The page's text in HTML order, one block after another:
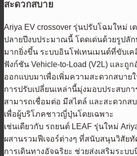
สะดวกสบาย
Ariya EV crossover รุ่นปรับโฉมใหม่
ปลายปีงบประมาณนี้ โดดเด่นด้วยรูปลั
มากยิ่งขึ้น ระบบอินโฟเทนเมนต์ที่ขับเค
ฟังก์ชัน Vehicle-to-Load (V2L) และถูก
ออกแบบมาเพื่อเพิ่มความสะดวกสบาย
การปรับเปลี่ยนเหล่านี้มุ่งมอบประสบก
สามารถเชื่อมต่อ มีสไตล์ ​​และสะดวกส
เพื่อผู้บริโภคชาวญี่ปุ่นโดยเฉพาะ
เช่นเดียวกับ รถยนต์ LEAF รุ่นใหม่
ผสานรวมฟีเจอร์ต่างๆ ที่สนับสนุนวิสัย
การเดินทางอัจฉริยะ ช่วยส่งเสริมระบ